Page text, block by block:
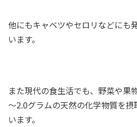
他にもキャベツやセロリなどにも
います。
また現代の食生活でも、野菜や果
～2.0グラムの天然の化学物質を
います。